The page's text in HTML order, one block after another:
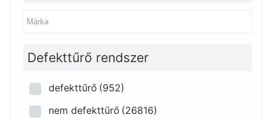
Defekttűrő rendszer
defekttűrő (952)
nem defekttűrő (26816)